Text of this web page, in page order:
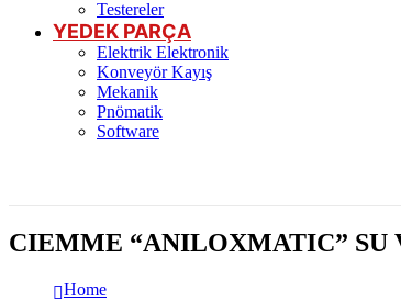
Testereler
YEDEK PARÇA
Elektrik Elektronik
Konveyör Kayış
Mekanik
Pnömatik
Software
CIEMME “ANILOXMATIC”
Home